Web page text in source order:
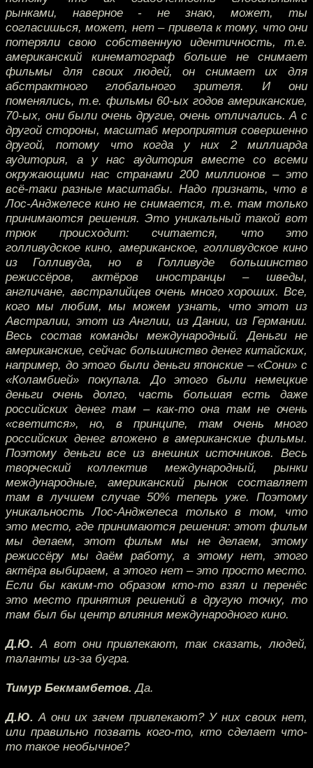
рынками, наверное - не знаю, может, ты
согласишься, может, нет – привела к тому, что они
потеряли свою собственную идентичность, т.е.
американский кинематограф больше не снимает
фильмы для своих людей, он снимает их для
абстрактного глобального зрителя. И они
поменялись, т.е. фильмы 60-ых годов американские,
70-ых, они были очень другие, очень отличались. А с
другой стороны, масштаб мероприятия совершенно
другой, потому что когда у них 2 миллиарда
аудитория, а у нас аудитория вместе со всеми
окружающими нас странами 200 миллионов – это
всё-таки разные масштабы. Надо признать, что в
Лос-Анджелесе кино не снимается, т.е. там только
принимаются решения. Это уникальный такой вот
трюк происходит: считается, что это
голливудское кино, американское, голливудское кино
из Голливуда, но в Голливуде большинство
режиссёров, актёров иностранцы – шведы,
англичане, австралийцев очень много хороших. Все,
кого мы любим, мы можем узнать, что этот из
Австралии, этот из Англии, из Дании, из Германии.
Весь состав команды международный. Деньги не
американские, сейчас большинство денег китайских,
например, до этого были деньги японские – «Сони» с
«Коламбией» покупала. До этого были немецкие
деньги очень долго, часть большая есть даже
российских денег там – как-то она там не очень
«светится», но, в принципе, там очень много
российских денег вложено в американские фильмы.
Поэтому деньги все из внешних источников. Весь
творческий коллектив международный, рынки
международные, американский рынок составляет
там в лучшем случае 50% теперь уже. Поэтому
уникальность Лос-Анджелеса только в том, что
это место, где принимаются решения: этот фильм
мы делаем, этот фильм мы не делаем, этому
режиссёру мы даём работу, а этому нет, этого
актёра выбираем, а этого нет – это просто место.
Если бы каким-то образом кто-то взял и перенёс
это место принятия решений в другую точку, то
там был бы центр влияния международного кино.
Д.Ю. А вот они привлекают, так сказать, людей,
таланты из-за бугра.
Тимур Бекмамбетов. Да.
Д.Ю. А они их зачем привлекают? У них своих нет,
или правильно позвать кого-то, кто сделает что-
то такое необычное?